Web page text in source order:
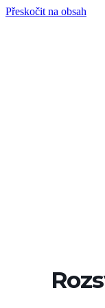
Přeskočit na obsah